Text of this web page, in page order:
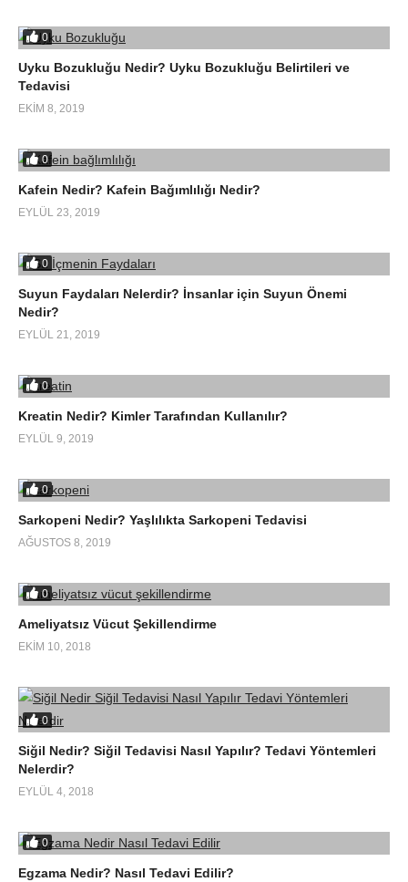
0
Uyku Bozukluğu Nedir? Uyku Bozukluğu Belirtileri ve
Tedavisi
EKIM 8, 2019
0
Kafein Nedir? Kafein Bağımlılığı Nedir?
EYLÜL 23, 2019
0
Suyun Faydaları Nelerdir? İnsanlar için Suyun Önemi
Nedir?
EYLÜL 21, 2019
0
Kreatin Nedir? Kimler Tarafından Kullanılır?
EYLÜL 9, 2019
0
Sarkopeni Nedir? Yaşlılıkta Sarkopeni Tedavisi
AĞUSTOS 8, 2019
0
Ameliyatsız Vücut Şekillendirme
EKIM 10, 2018
0
Siğil Nedir? Siğil Tedavisi Nasıl Yapılır? Tedavi Yöntemleri
Nelerdir?
EYLÜL 4, 2018
0
Egzama Nedir? Nasıl Tedavi Edilir?